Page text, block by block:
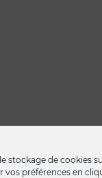
stockage de
préférences en